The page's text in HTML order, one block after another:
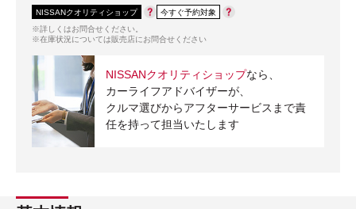
NISSANクオリティショップ
今すぐ予約対象
※詳しくはお問合せください。
※在庫状況については販売店にお問合せください
NISSANクオリティショップなら、
カーライフアドバイザーが、
クルマ選びからアフターサービスまで責
任を持って担当いたします